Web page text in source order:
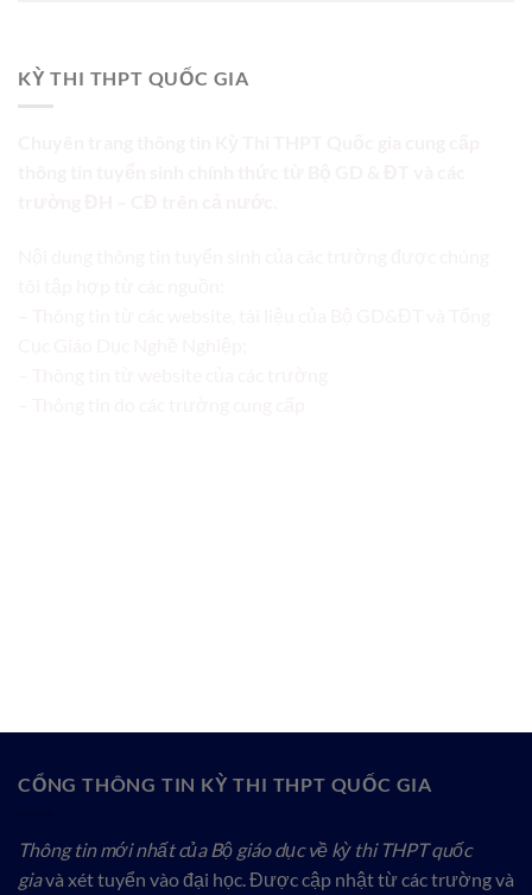
KỲ THI THPT QUỐC GIA
CỔNG THÔNG TIN KỲ THI THPT QUỐC GIA
Thông tin mới nhất của Bộ giáo dục về kỳ thi THPT quốc
giavà xét tuyển vào đại học. Được cập nhật từ các trường và